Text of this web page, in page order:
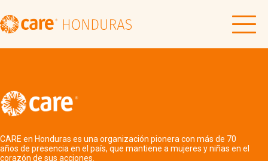
CARE en Honduras es una organización pionera con más de 70
años de presencia en el país, que mantiene a mujeres y niñas en el
corazón de sus acciones.